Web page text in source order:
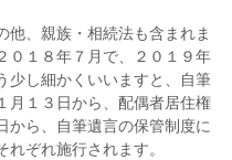
、親族・相続法も含まれま
０１８年７月で、２０１９年
少し細かくいいますと、自筆
月１３日から、配偶者居住権
から、自筆遺言の保管制度に
ぞれ施行されます。